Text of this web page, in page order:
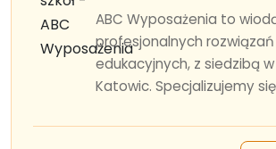
ABC Wyposażenia to
profesjonalnych
edukacyjnych, z siedzibą
Katowic. Specjalizujemy się